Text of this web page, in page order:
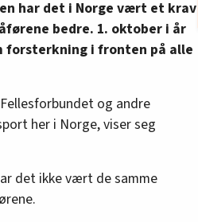
har det i Norge vært et krav
bedre. 1. oktober i år
forsterkning i fronten på alle
og andre
her i Norge, viser seg
det ikke vært de samme